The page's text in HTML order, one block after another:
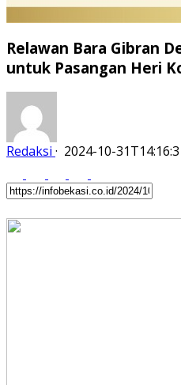
Relawan Bara Gibran
untuk Pasangan Heri
Redaksi · 2024-10-